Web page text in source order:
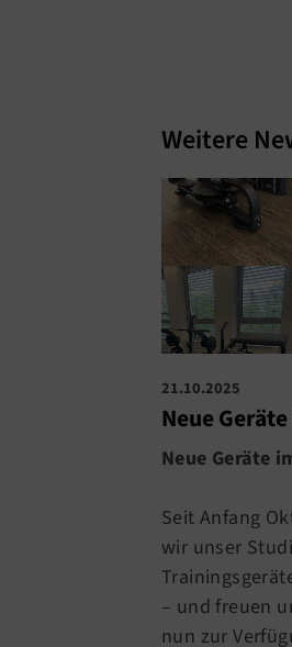
Weitere
21.10.2025
Neue
Neue Geräte
Seit Anfang
wir unser
– und freuen
nun zur